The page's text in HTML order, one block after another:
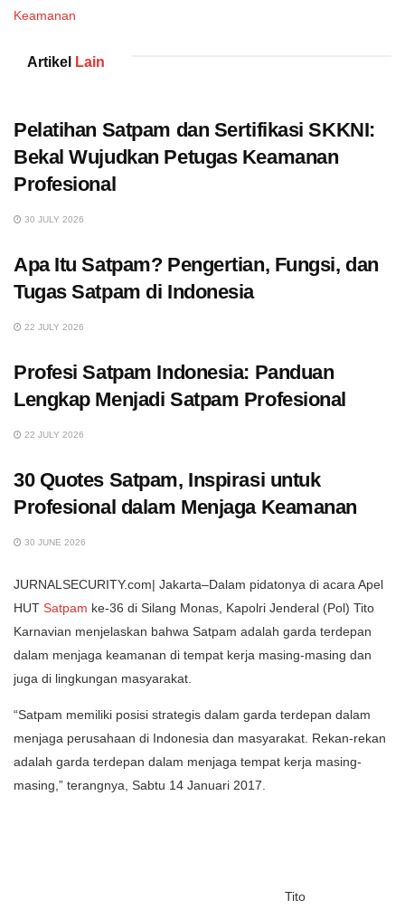
Keamanan
Artikel Lain
Pelatihan Satpam dan Sertifikasi SKKNI:
Bekal Wujudkan Petugas Keamanan
Profesional
30 JULY 2026
Apa Itu Satpam? Pengertian, Fungsi, dan
Tugas Satpam di Indonesia
22 JULY 2026
Profesi Satpam Indonesia: Panduan
Lengkap Menjadi Satpam Profesional
22 JULY 2026
30 Quotes Satpam, Inspirasi untuk
Profesional dalam Menjaga Keamanan
30 JUNE 2026
JURNALSECURITY.com| Jakarta–Dalam pidatonya di acara Apel
HUT Satpam ke-36 di Silang Monas, Kapolri Jenderal (Pol) Tito
Karnavian menjelaskan bahwa Satpam adalah garda terdepan
dalam menjaga keamanan di tempat kerja masing-masing dan
juga di lingkungan masyarakat.
“Satpam memiliki posisi strategis dalam garda terdepan dalam
menjaga perusahaan di Indonesia dan masyarakat. Rekan-rekan
adalah garda terdepan dalam menjaga tempat kerja masing-
masing,” terangnya, Sabtu 14 Januari 2017.
Tito